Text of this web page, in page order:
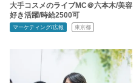
大手コスメのライブMC＠六本木/美容
好き活躍/時給2500可
マーケティング/広報 東京都